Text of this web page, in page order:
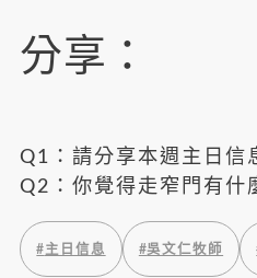
分享：
Q1：請分享本週主日信
Q2：你覺得走窄門有什
#主日信息 #吳文仁牧師